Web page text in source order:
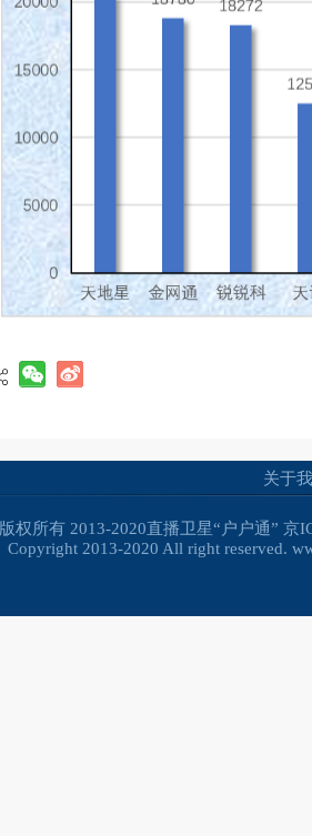
关于
版权所有 2013-2020直播卫星“户户通” 京
Copyright 2013-2020 All right reserved.